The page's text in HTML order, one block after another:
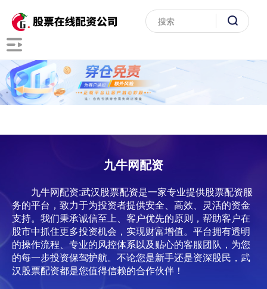
九牛网配资
九牛网配资:武汉股票配资是一家专业提供股票配资服
务的平台，致力于为投资者提供安全、高效、灵活的资金
支持。我们秉承诚信至上、客户优先的原则，帮助客户在
股市中抓住更多投资机会，实现财富增值。平台拥有透明
的操作流程、专业的风控体系以及贴心的客服团队，为您
的每一步投资保驾护航。不论您是新手还是资深股民，武
汉股票配资都是您值得信赖的合作伙伴！